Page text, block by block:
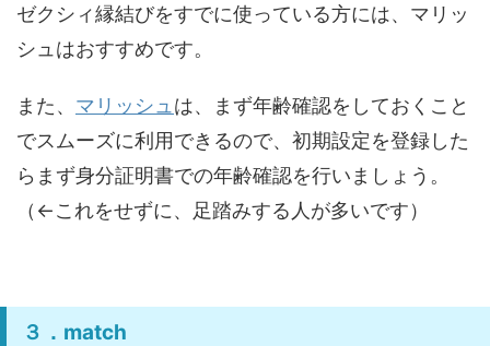
ゼクシィ縁結びをすでに使っている方には、マリッ
シュはおすすめです。
また、 マリッシュ は、まず年齢確認をしておくこと
でスムーズに利用できるので、初期設定を登録した
らまず身分証明書での年齢確認を行いましょう。
（←これをせずに、足踏みする人が多いです）
３．match